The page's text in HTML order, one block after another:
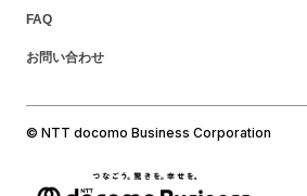
FAQ
お問い合わせ
© NTT docomo Business Corporation